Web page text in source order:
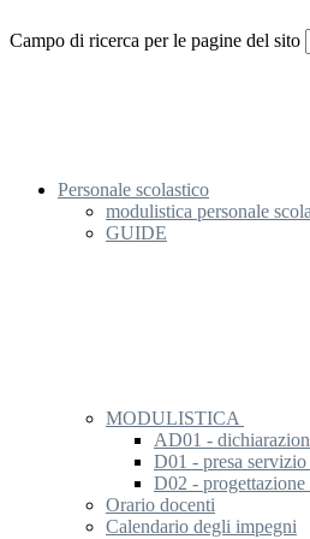
Campo di ricerca per le pagine del sito
Personale scolastico
modulistica personale
GUIDE
MODULISTICA
AD01 -
D01 - presa servizio
D02 -
Orario docenti
Calendario degli impegni